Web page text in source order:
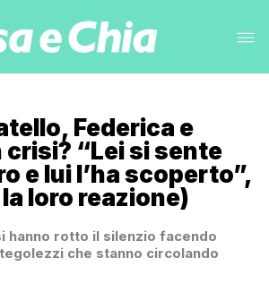
Federica e
“Lei si sente
e lui l’ha scoperto”,
loro reazione)
hanno rotto il silenzio facendo
che stanno circolando